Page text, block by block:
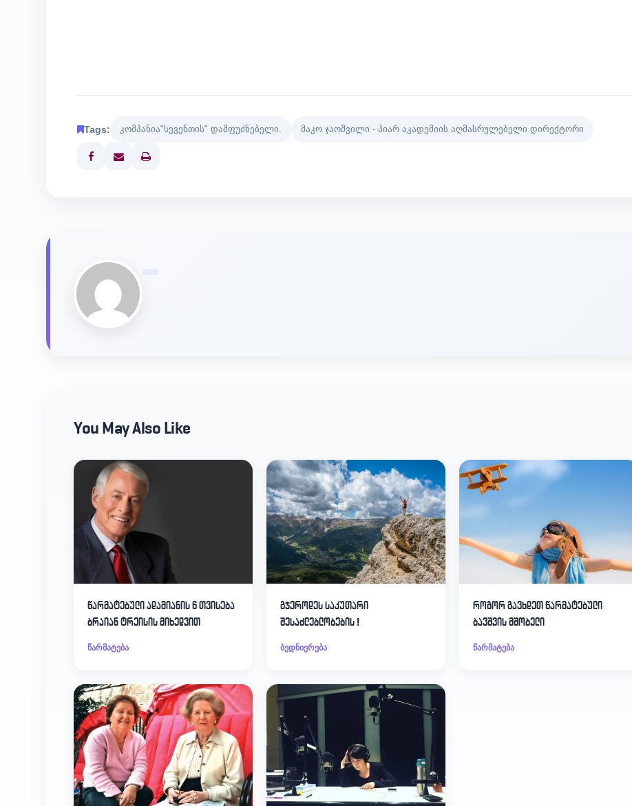
Tags: კომპანია"სევენთის" დამფუძნებელი. მაკო ჯაოშვილი - პიარ აკადემიის აღმასრულებელი დირექტორი
Print
You May Also Like
წარმატებული ადამიანის 6 თვისება
ბრაიან ტრეისის მიხედვით
წარმატება
გჯეროდეს საკუთარი
შესაძლებლობების !
ბედნიერება
როგორ გავხდეთ წარმატებული
ბავშვის მშობელი
წარმატება